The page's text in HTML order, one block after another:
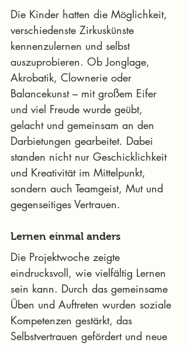
Die Kinder hatten die Möglichkeit,
verschiedenste Zirkuskünste
kennenzulernen und selbst
auszuprobieren. Ob Jonglage,
Akrobatik, Clownerie oder
Balancekunst – mit großem Eifer
und viel Freude wurde geübt,
gelacht und gemeinsam an den
Darbietungen gearbeitet. Dabei
standen nicht nur Geschicklichkeit
und Kreativität im Mittelpunkt,
sondern auch Teamgeist, Mut und
gegenseitiges Vertrauen.
Lernen einmal anders
Die Projektwoche zeigte
eindrucksvoll, wie vielfältig Lernen
sein kann. Durch das gemeinsame
Üben und Auftreten wurden soziale
Kompetenzen gestärkt, das
Selbstvertrauen gefördert und neue